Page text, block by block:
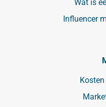
Wat is
Influencer